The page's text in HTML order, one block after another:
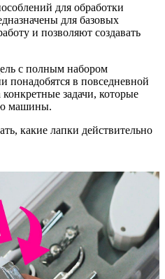
для обработки
для базовых
и позволяют создавать
с полным набором
понадобятся в повседневной
задачи, которые
машины.
какие лапки действительно